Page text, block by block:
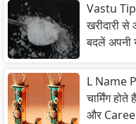
Vastu
खरीदारी
बदलें
L Name
चार्मिंग
और